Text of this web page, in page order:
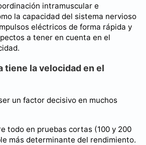
intramuscular e
la capacidad del sistema nervioso
eléctricos de forma rápida y
a tener en cuenta en el
tiene la velocidad en el
un factor decisivo en muchos
todo en pruebas cortas (100 y 200
más determinante del rendimiento.